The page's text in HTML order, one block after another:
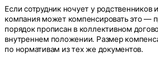
Если сотрудник ночует у родственников
компания может компенсировать это —
порядок прописан в коллективном
внутреннем положении. Размер
по нормативам из тех же документов.